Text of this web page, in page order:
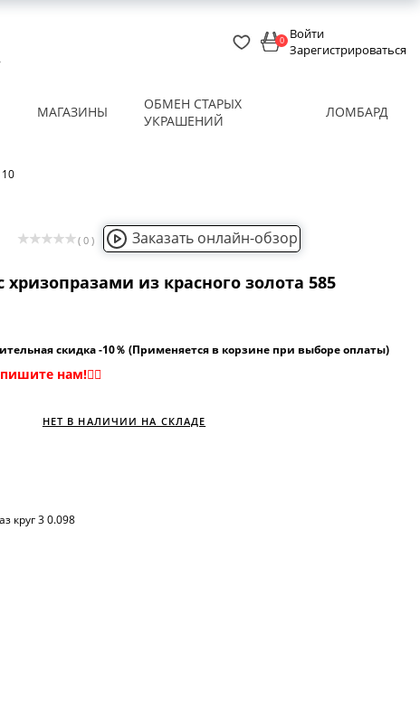
0 Войти
Зарегистрироваться
МАГАЗИНЫ
ОБМЕН СТАРЫХ
УКРАШЕНИЙ
ЛОМБАРД
( 0 ) Заказать онлайн-обзор
хризопразами из красного золота 585
скидка -10％ (Применяется в корзине при выборе оплаты)
НЕТ В НАЛИЧИИ НА СКЛАДЕ
круг 3 0.098